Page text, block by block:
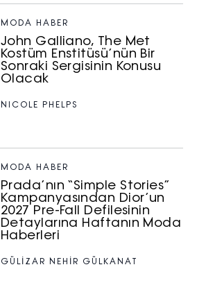
MODA HABER
John Galliano, The Met
Kostüm Enstitüsü’nün Bir
Sonraki Sergisinin Konusu
Olacak
NICOLE PHELPS
MODA HABER
Prada’nın “Simple Stories”
Kampanyasından Dior’un
2027 Pre-Fall Defilesinin
Detaylarına Haftanın Moda
Haberleri
GÜLİZAR NEHİR GÜLKANAT